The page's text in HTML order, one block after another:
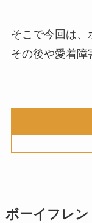
そこで今回は、
その後や愛着障
ボーイフレ